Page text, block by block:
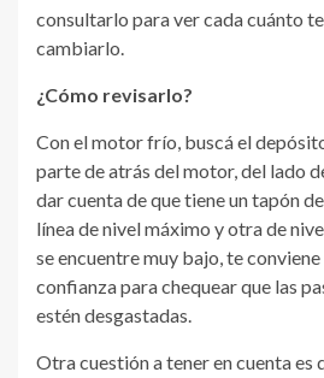
consultarlo para ver cada cuánto
cambiarlo.
¿Cómo revisarlo?
Con el motor frío, buscá el
parte de atrás del motor, del lado
dar cuenta de que tiene un tapón
línea de nivel máximo y otra de
se encuentre muy bajo, te
confianza para chequear que las
estén desgastadas.
Otra cuestión a tener en cuenta es